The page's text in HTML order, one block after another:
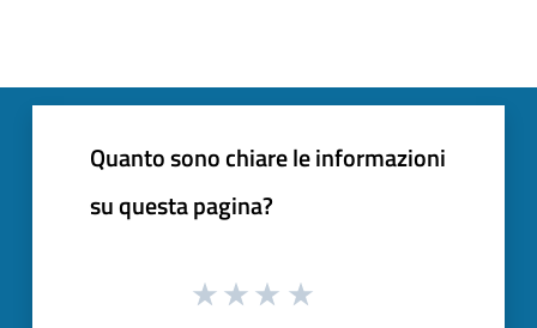
Quanto sono chiare le informazioni
su questa pagina?